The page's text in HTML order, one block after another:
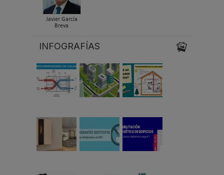
Javier García
Breva
INFOGRAFÍAS